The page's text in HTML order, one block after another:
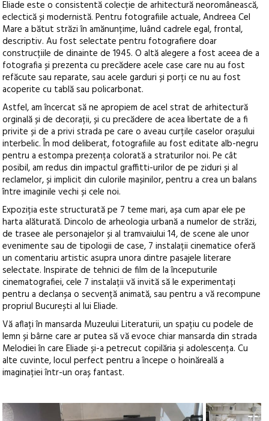
Eliade este o consistentă colecție de arhitectură neoromânească,
eclectică și modernistă. Pentru fotografiile actuale, Andreea Cel
Mare a bătut străzi în amănunțime, luând cadrele egal, frontal,
descriptiv. Au fost selectate pentru fotografiere doar
construcțiile de dinainte de 1945. O altă alegere a fost aceea de a
fotografia și prezenta cu precădere acele case care nu au fost
refăcute sau reparate, sau acele garduri și porți ce nu au fost
acoperite cu tablă sau policarbonat.
Astfel, am încercat să ne apropiem de acel strat de arhitectură
orginală și de decorații, și cu precădere de acea libertate de a fi
privite și de a privi strada pe care o aveau curțile caselor orașului
interbelic. În mod deliberat, fotografiile au fost editate alb-negru
pentru a estompa prezența colorată a straturilor noi. Pe cât
posibil, am redus din impactul graffitti-urilor de pe ziduri și al
reclamelor, și implicit din culorile mașinilor, pentru a crea un balans
între imaginile vechi și cele noi.
Expoziția este structurată pe 7 teme mari, așa cum apar ele pe
harta alăturată. Dincolo de arheologia urbană a numelor de străzi,
de trasee ale personajelor și al tramvaiului 14, de scene ale unor
evenimente sau de tipologii de case, 7 instalații cinematice oferă
un comentariu artistic asupra unora dintre pasajele literare
selectate. Inspirate de tehnici de film de la începuturile
cinematografiei, cele 7 instalații vă invită să le experimentați
pentru a declanșa o secvență animată, sau pentru a vă recompune
propriul București al lui Eliade.
Vă aflați în mansarda Muzeului Literaturii, un spațiu cu podele de
lemn și bârne care ar putea să vă evoce chiar mansarda din strada
Melodiei în care Eliade și-a petrecut copilăria și adolescența. Cu
alte cuvinte, locul perfect pentru a începe o hoinăreală a
imaginației într-un oraș fantast.